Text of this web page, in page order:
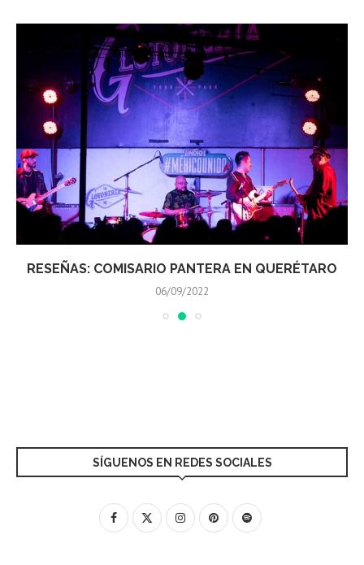
RESEÑAS: COMISARIO PANTERA EN QUERÉTARO
06/09/2022
SÍGUENOS EN REDES SOCIALES